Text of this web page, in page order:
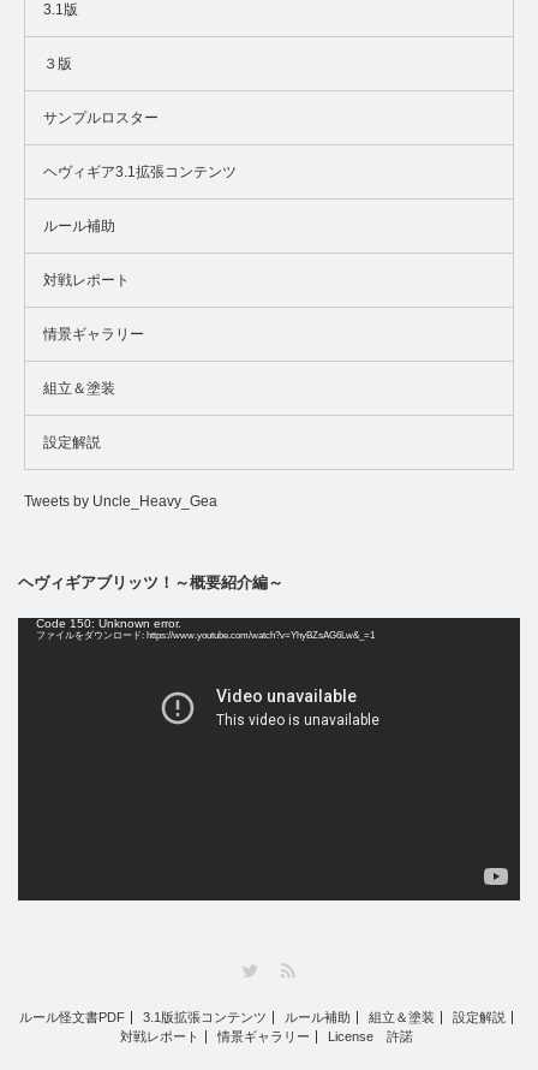
3.1版
３版
サンプルロスター
ヘヴィギア3.1拡張コンテンツ
ルール補助
対戦レポート
情景ギャラリー
組立＆塗装
設定解説
Tweets by Uncle_Heavy_Gea
ヘヴィギアブリッツ！～概要紹介編～
Code 150: Unknown error.
ファイルをダウンロード: https://www.youtube.com/watch?v=YhyBZsAG6Lw&_=1
ルール怪文書PDF 3.1版拡張コンテンツ ルール補助 組立＆塗装
設定解説
対戦レポート
情景ギャラリー License 許諾